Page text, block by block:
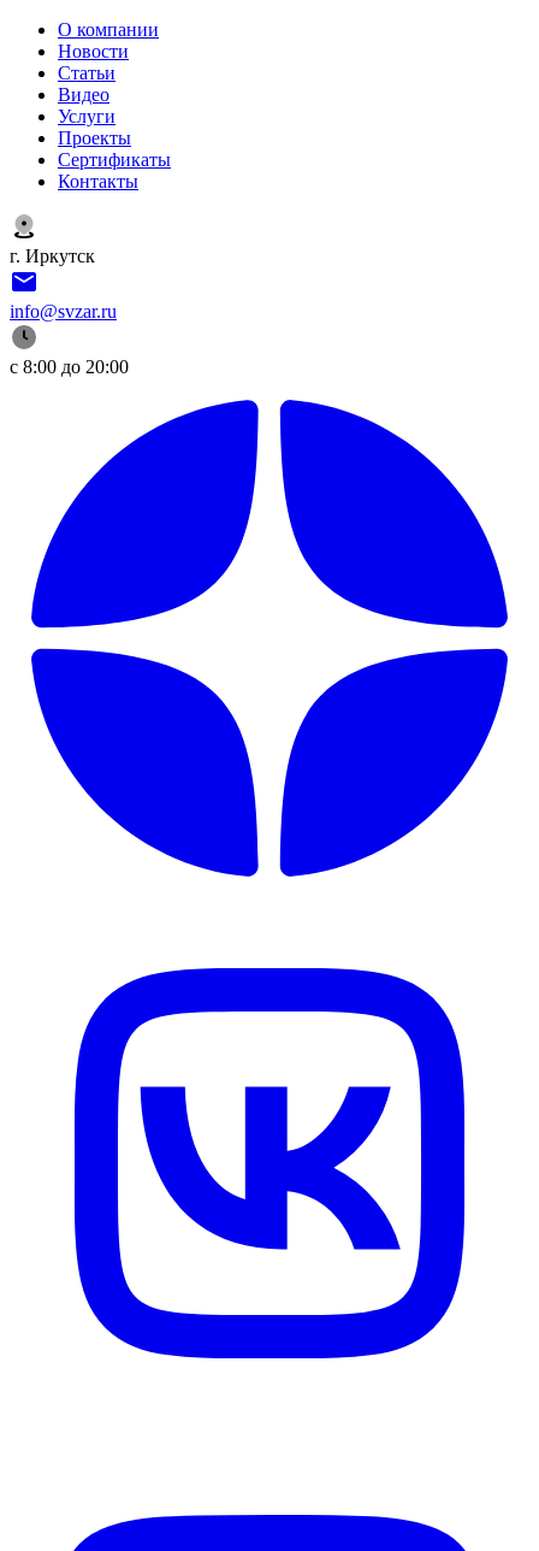
О компании
Новости
Статьи
Видео
Услуги
Проекты
Сертификаты
Контакты
г. Иркутск
info@svzar.ru
с 8:00 до 20:00